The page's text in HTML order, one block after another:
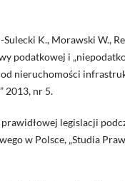
Sulecki K., Morawski W.,
podatkowej i
nieruchomości
2013, nr 5.
prawidłowej legislacji
w Polsce, „Studia